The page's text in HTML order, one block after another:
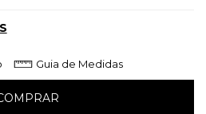
Guia de Medidas